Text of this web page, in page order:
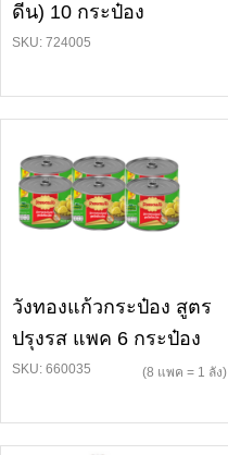
ดีน) 10 กระป๋อง
SKU: 724005
วังทองแก้วกระป๋อง สูตร
ปรุงรส แพค 6 กระป๋อง
SKU: 660035 (8 แพค = 1 ลัง)